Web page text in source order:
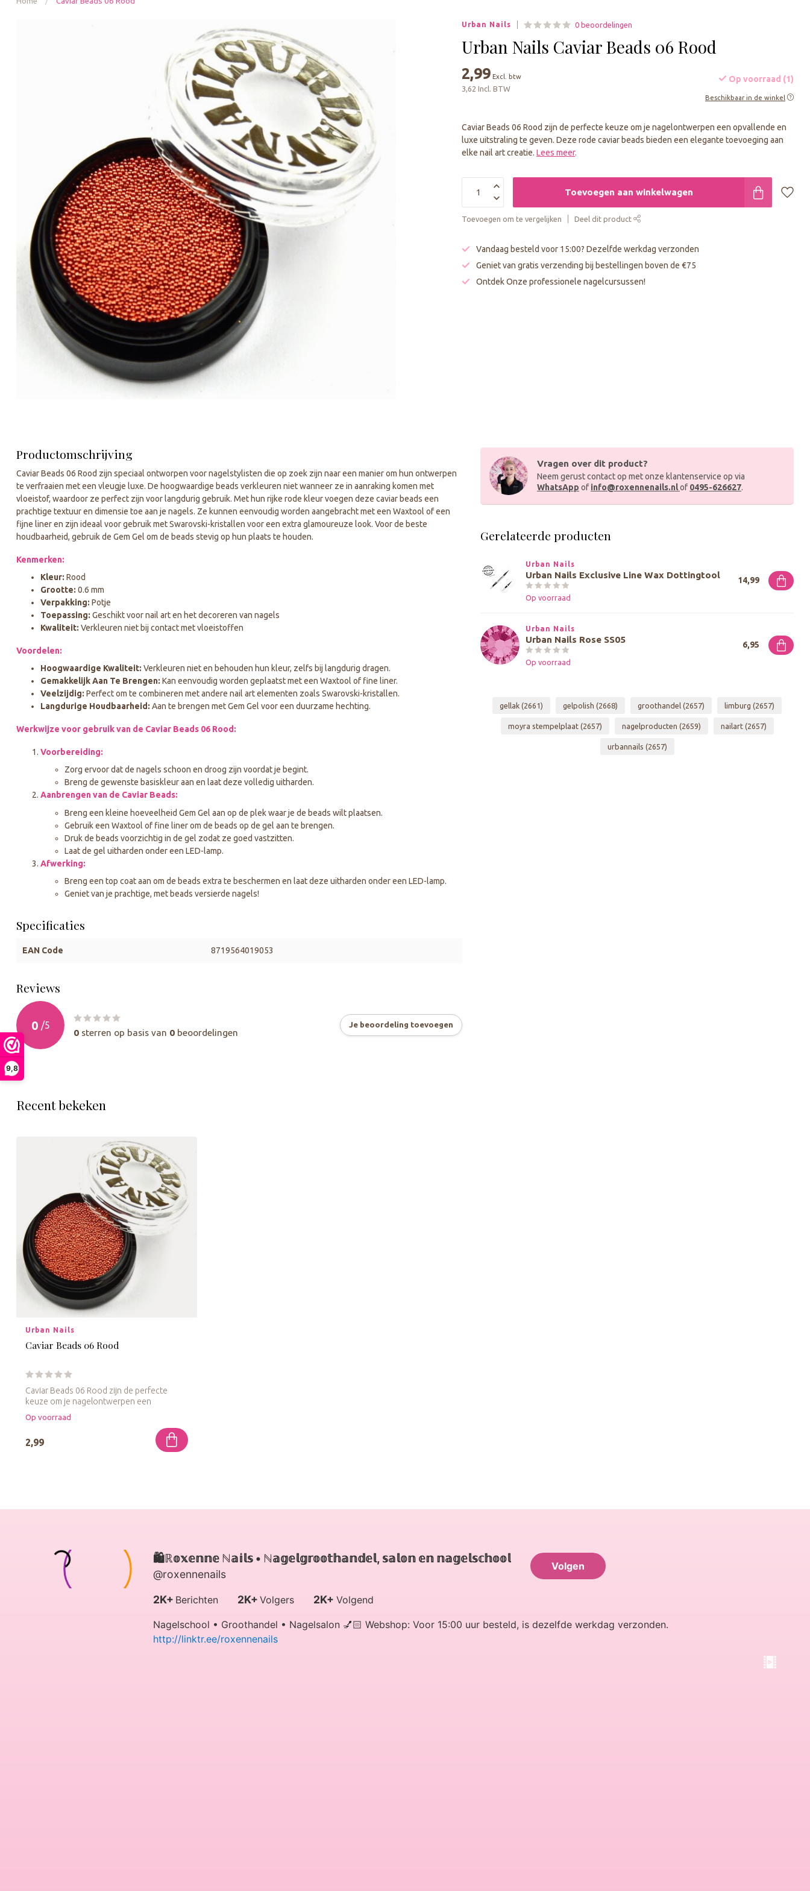
9,8
u
met
aanraaktoetsen
werkt,
kunt
u
touch-
en
swipetekens
gebruiken.
Urban Nails 0 beoordelingen
Urban Nails Caviar Beads 06 Rood
2,99 Excl. btw
3,62 Incl. BTW
Op voorraad (1)
Beschikbaar in de winkel
Caviar Beads 06 Rood zijn de perfecte keuze om je nagelontwerpen een opvallende en
luxe uitstraling te geven. Deze rode caviar beads bieden een elegante toevoeging aan
elke nail art creatie.Lees meer.
Toevoegen aan winkelwagen
Toevoegen om te vergelijken Deel dit product
Vandaag besteld voor 15:00? Dezelfde werkdag verzonden
Geniet van gratis verzending bij bestellingen boven de €75
Ontdek Onze professionele nagelcursussen!
Productomschrijving
Caviar Beads 06 Rood zijn speciaal ontworpen voor nagelstylisten die op zoek zijn naar een manier om hun ontwerpen
te verfraaien met een vleugje luxe. De hoogwaardige beads verkleuren niet wanneer ze in aanraking komen met
vloeistof, waardoor ze perfect zijn voor langdurig gebruik. Met hun rijke rode kleur voegen deze caviar beads een
prachtige textuur en dimensie toe aan je nagels. Ze kunnen eenvoudig worden aangebracht met een Waxtool of een
fijne liner en zijn ideaal voor gebruik met Swarovski-kristallen voor een extra glamoureuze look. Voor de beste
houdbaarheid, gebruik de Gem Gel om de beads stevig op hun plaats te houden.
Kenmerken:
Kleur: Rood
Grootte: 0.6 mm
Verpakking: Potje
Toepassing: Geschikt voor nail art en het decoreren van nagels
Kwaliteit: Verkleuren niet bij contact met vloeistoffen
Voordelen:
Hoogwaardige Kwaliteit: Verkleuren niet en behouden hun kleur, zelfs bij langdurig dragen.
Gemakkelijk Aan Te Brengen: Kan eenvoudig worden geplaatst met een Waxtool of fine liner.
Veelzijdig: Perfect om te combineren met andere nail art elementen zoals Swarovski-kristallen.
Langdurige Houdbaarheid: Aan te brengen met Gem Gel voor een duurzame hechting.
Werkwijze voor gebruik van de Caviar Beads 06 Rood:
Voorbereiding:
Zorg ervoor dat de nagels schoon en droog zijn voordat je begint.
Breng de gewenste basiskleur aan en laat deze volledig uitharden.
Aanbrengen van de Caviar Beads:
Breng een kleine hoeveelheid Gem Gel aan op de plek waar je de beads wilt plaatsen.
Gebruik een Waxtool of fine liner om de beads op de gel aan te brengen.
Druk de beads voorzichtig in de gel zodat ze goed vastzitten.
Laat de gel uitharden onder een LED-lamp.
Afwerking:
Breng een top coat aan om de beads extra te beschermen en laat deze uitharden onder een LED-lamp.
Geniet van je prachtige, met beads versierde nagels!
Specificaties
EAN Code 8719564019053
Reviews
0 /5
0 sterren op basis van 0 beoordelingen
Je beoordeling toevoegen
Vragen over dit product?
Neem gerust contact op met onze klantenservice op via
WhatsApp of info@roxennenails.nlof 0495-626627.
Gerelateerde producten
Urban Nails
Urban Nails Exclusive Line Wax Dottingtool
Op voorraad
14,99
Urban Nails
Urban Nails Rose SS05
Op voorraad
6,95
gellak (2661) gelpolish (2668) groothandel (2657) limburg (2657)
moyra stempelplaat (2657) nagelproducten (2659) nailart (2657)
urbannails (2657)
Recent bekeken
Urban Nails
Caviar Beads 06 Rood
Caviar Beads 06 Rood zijn de perfecte
keuze om je nagelontwerpen een
opvallende ...
Op voorraad
2,99